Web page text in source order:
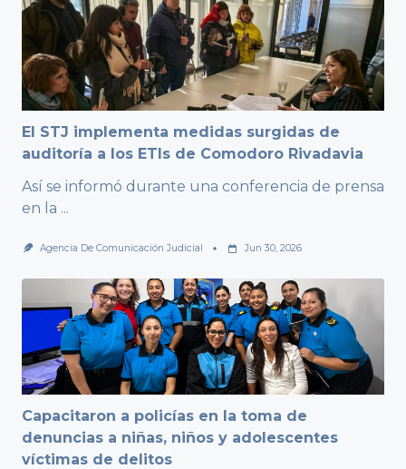
El STJ implementa medidas surgidas de
auditoría a los ETIs de Comodoro Rivadavia
Así se informó durante una conferencia de prensa
en la ...
Agencia De Comunicación Judicial Jun 30, 2026
Capacitaron a policías en la toma de
denuncias a niñas, niños y adolescentes
víctimas de delitos